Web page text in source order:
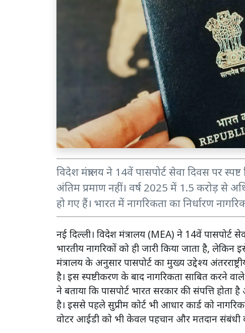
विदेश मंत्रालय ने 14वें पासपोर्ट सेवा दिवस पर
अंतिम प्रमाण नहीं। वर्ष 2025 में 1.5 करोड़ से
हो गए हैं। भारत में नागरिकता का निर्धारण
नई दिल्ली। विदेश मंत्रालय (MEA) ने 14वें पासपोर्ट
भारतीय नागरिकों को ही जारी किया जाता है, लेकिन
मंत्रालय के अनुसार पासपोर्ट का मुख्य उद्देश्य
है। इस स्पष्टीकरण के बाद नागरिकता साबित करने
ने बताया कि पासपोर्ट भारत सरकार की संपत्ति
है। इससे पहले सुप्रीम कोर्ट भी आधार कार्ड को
वोटर आईडी को भी केवल पहचान और मतदान संबंधी